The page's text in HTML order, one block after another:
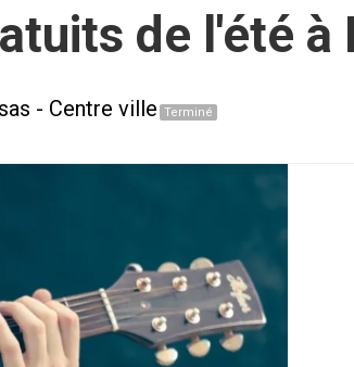
de l'été à
- Centre ville Terminé